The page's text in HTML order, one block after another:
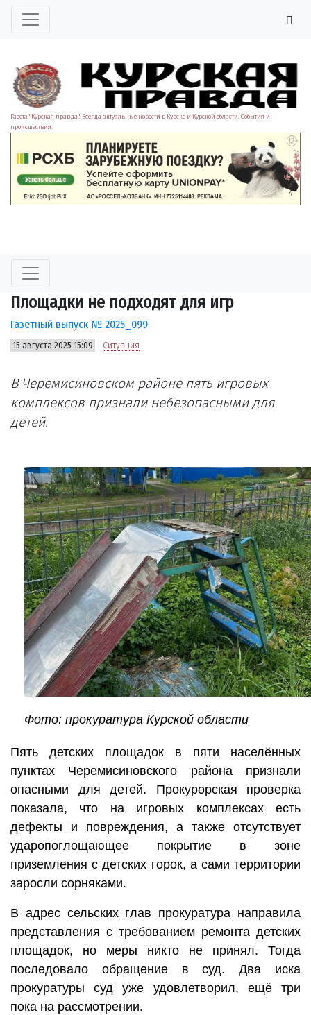
Газета "Курская правда". Всегда актуальные новости в Курске и Курской области. События и
происшествия.
Площадки не подходят для игр
Газетный выпуск № 2025_099
15 августа 2025 15:09 Ситуация
В Черемисиновском районе пять игровых
комплексов признали небезопасными для
детей.
Фото: прокуратура Курской области
Пять детских площадок в пяти населённых
пунктах Черемисиновского района признали
опасными для детей. Прокурорская проверка
показала, что на игровых комплексах есть
дефекты и повреждения, а также отсутствует
ударопоглощающее покрытие в зоне
приземления с детских горок, а сами территории
заросли сорняками.
В адрес сельских глав прокуратура направила
представления с требованием ремонта детских
площадок, но меры никто не принял. Тогда
последовало обращение в суд. Два иска
прокуратуры суд уже удовлетворил, ещё три
пока на рассмотрении.